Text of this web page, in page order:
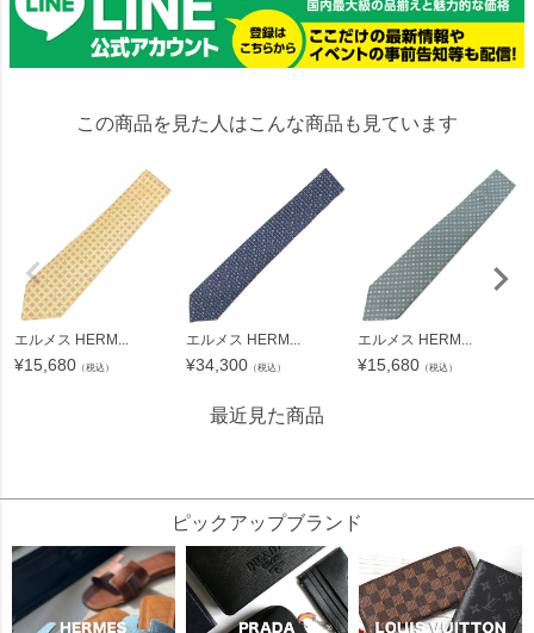
この商品を見た人はこんな商品も見ています
エルメス HERM...
¥15,680 （税込）
エルメス HERM...
¥34,300 （税込）
エルメス HERM...
¥15,680 （税込）
最近見た商品
ピックアップブランド